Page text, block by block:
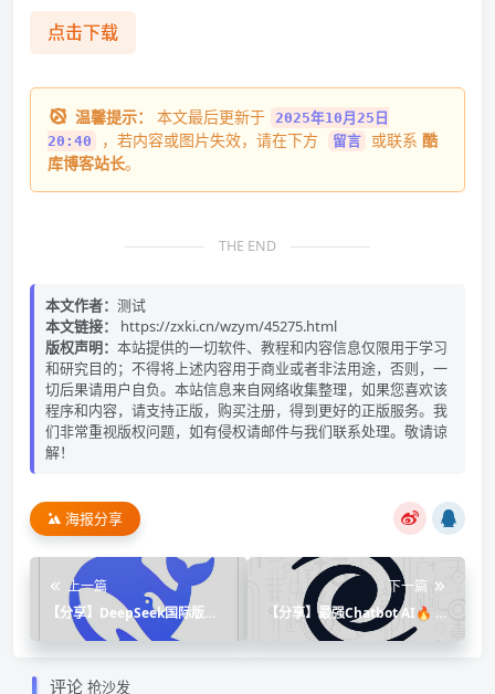
点击下载
温馨提示： 本文最后更新于 2025年10月25日
20:40
，若内容或图片失效，请在下方 留言 或联系 酷
库博客站长。
THE END
本文作者： 测试
本文链接：
https://zxki.cn/wzym/45275.html
版权声明： 本站提供的一切软件、教程和内容信息仅限用于学习
和研究目的；不得将上述内容用于商业或者非法用途，否则，一
切后果请用户自负。本站信息来自网络收集整理，如果您喜欢该
程序和内容，请支持正版，购买注册，得到更好的正版服务。我
们非常重视版权问题，如有侵权请邮件与我们联系处理。敬请谅
解！
海报分享
上一篇
【分享】DeepSeek国际版⭕
全球最领先Ai国际互动模型🔥
下一篇
【分享】最强Chatbot AI🔥 Ai
园地🔥超智能GPT
评论 抢沙发